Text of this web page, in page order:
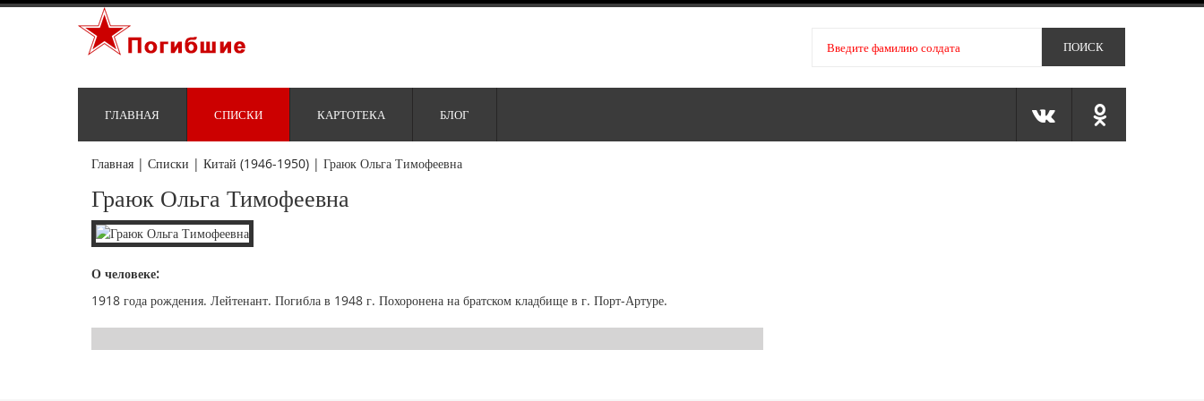
ГЛАВНАЯ СПИСКИ КАРТОТЕКА БЛОГ
Главная | Списки | Китай (1946-1950) | Граюк Ольга Тимофеевна
Граюк Ольга Тимофеевна
О человеке:
1918 года рождения. Лейтенант. Погибла в 1948 г. Похоронена на братском кладбище в г. Порт-Артуре.